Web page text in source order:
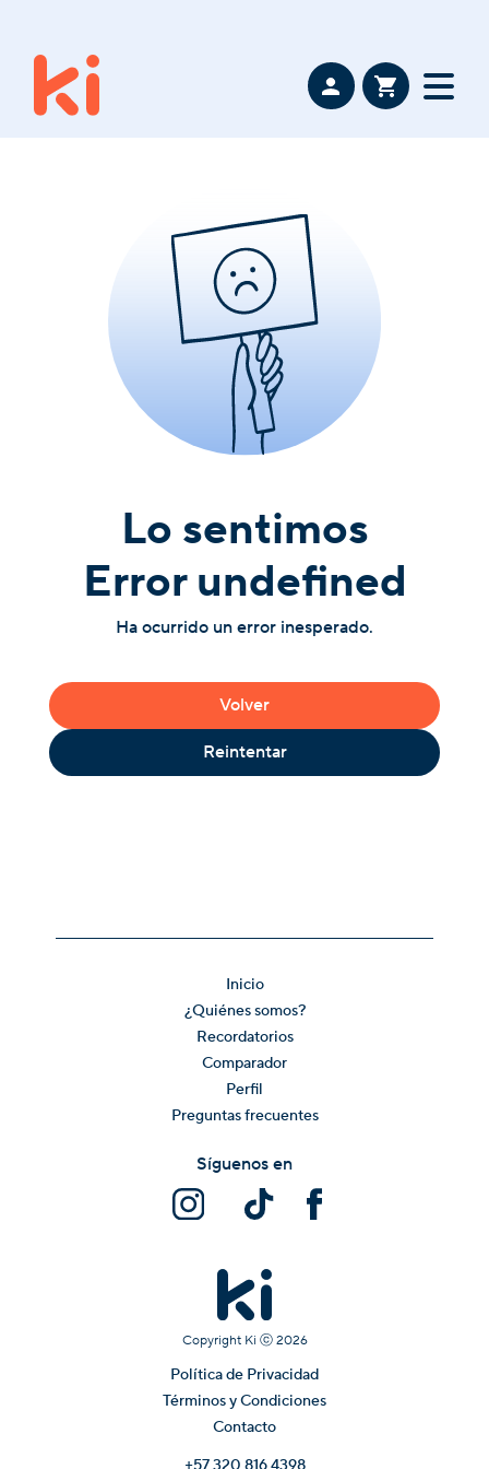
Lo sentimos
Error undefined
Ha ocurrido un error inesperado.
Volver
Reintentar
Inicio
¿Quiénes somos?
Recordatorios
Comparador
Perfil
Preguntas frecuentes
Copyright Ki ⓒ 2026
Política de Privacidad
Términos y Condiciones
Contacto
Síguenos en